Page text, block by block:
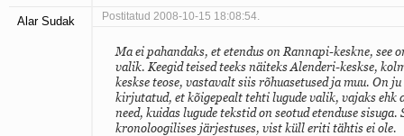
Alar Sudak Postitatud 2008-10-15 18:08:54.
Ma ei pahandaks, et etendus on Rannapi-keskne, see
valik. Keegid teised teeks näiteks Alenderi-keskse,
keskse teose, vastavalt siis rõhuasetused ja muu. On
kirjutatud, et kõigepealt tehti lugude valik, vajaks ehk
need, kuidas lugude tekstid on seotud etenduse sisuga.
kronoloogilises järjestuses, vist küll eriti tähtis ei ole.